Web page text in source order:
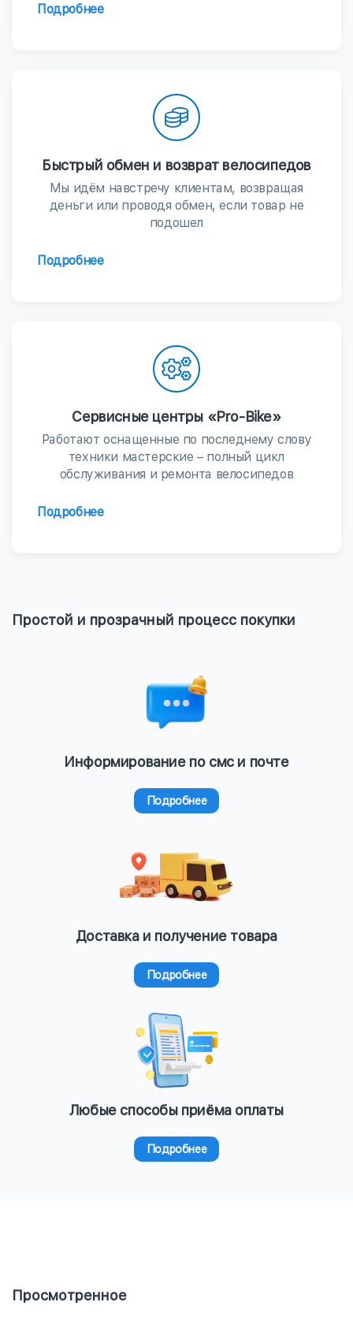
Подробнее
Быстрый обмен и возврат велосипедов
Мы идём навстречу клиентам, возвращая
деньги или проводя обмен, если товар не
подошел
Подробнее
Сервисные центры «Pro-Bike»
Работают оснащенные по последнему слову
техники мастерские – полный цикл
обслуживания и ремонта велосипедов
Подробнее
Простой и прозрачный процесс покупки
Информирование по смс и почте
Подробнее
Доставка и получение товара
Подробнее
Любые способы приёма оплаты
Подробнее
Просмотренное